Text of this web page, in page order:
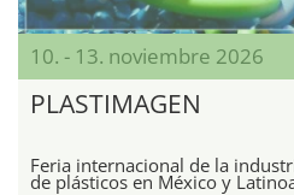
10. - 13. noviembre 2026
PLASTIMAGEN
Feria internacional de la
de plásticos en México y